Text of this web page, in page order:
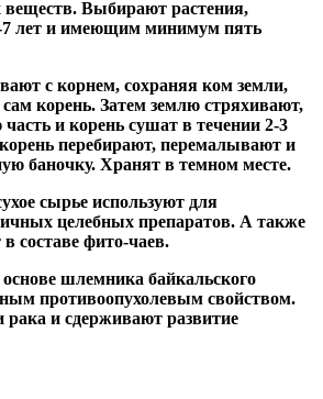
Выбирают растения,
7 лет и имеющим минимум пять
с корнем, сохраняя ком земли,
корень. Затем землю стряхивают,
и корень сушат в течении 2-3
корень перебирают, перемалывают и
баночку. Хранят в темном месте.
сырье используют для
целебных препаратов. А также
составе фито-чаев.
шлемника байкальского
противоопухолевым свойством.
и сдерживают развитие